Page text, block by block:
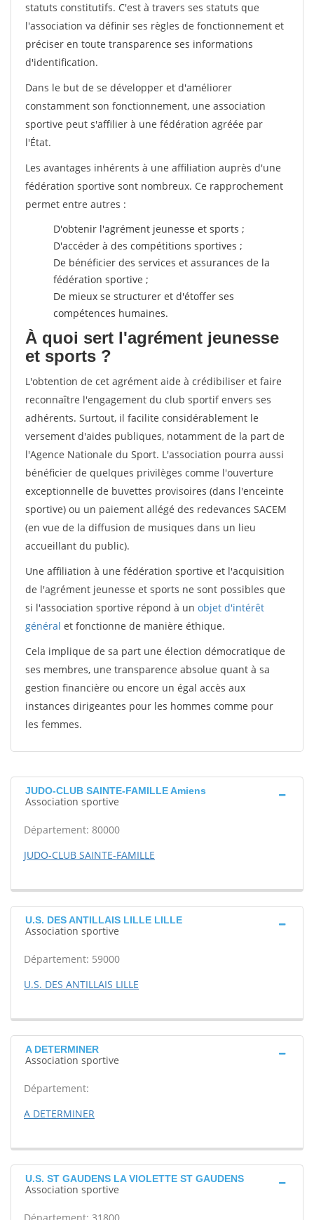
statuts constitutifs. C'est à travers ses statuts que
l'association va définir ses règles de fonctionnement et
préciser en toute transparence ses informations
d'identification.
Dans le but de se développer et d'améliorer
constamment son fonctionnement, une association
sportive peut s'affilier à une fédération agréée par
l'État.
Les avantages inhérents à une affiliation auprès d'une
fédération sportive sont nombreux. Ce rapprochement
permet entre autres :
D'obtenir l'agrément jeunesse et sports ;
D'accéder à des compétitions sportives ;
De bénéficier des services et assurances de la
fédération sportive ;
De mieux se structurer et d'étoffer ses
compétences humaines.
À quoi sert l'agrément jeunesse
et sports ?
L'obtention de cet agrément aide à crédibiliser et faire
reconnaître l'engagement du club sportif envers ses
adhérents. Surtout, il facilite considérablement le
versement d'aides publiques, notamment de la part de
l'Agence Nationale du Sport. L'association pourra aussi
bénéficier de quelques privilèges comme l'ouverture
exceptionnelle de buvettes provisoires (dans l'enceinte
sportive) ou un paiement allégé des redevances SACEM
(en vue de la diffusion de musiques dans un lieu
accueillant du public).
Une affiliation à une fédération sportive et l'acquisition
de l'agrément jeunesse et sports ne sont possibles que
si l'association sportive répond à un objet d'intérêt
général et fonctionne de manière éthique.
Cela implique de sa part une élection démocratique de
ses membres, une transparence absolue quant à sa
gestion financière ou encore un égal accès aux
instances dirigeantes pour les hommes comme pour
les femmes.
JUDO-CLUB SAINTE-FAMILLE Amiens
Association sportive
Département: 80000
JUDO-CLUB SAINTE-FAMILLE
U.S. DES ANTILLAIS LILLE LILLE
Association sportive
Département: 59000
U.S. DES ANTILLAIS LILLE
A DETERMINER
Association sportive
Département:
A DETERMINER
U.S. ST GAUDENS LA VIOLETTE ST GAUDENS
Association sportive